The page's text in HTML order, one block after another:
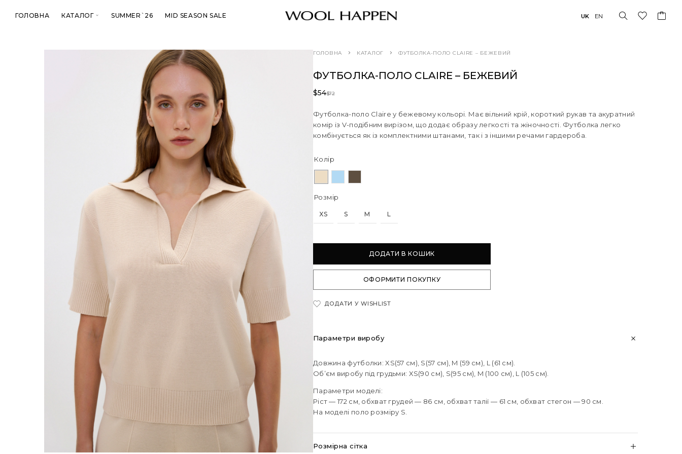
ГОЛОВНА КАТАЛОГ SUMMER`26 MID SEASON SALE UK EN
ГОЛОВНА КАТАЛОГ ФУТБОЛКА-ПОЛО CLAIRE – БЕЖЕВИЙ
ФУТБОЛКА-ПОЛО CLAIRE – БЕЖЕВИЙ
$72
$54
Футболка-поло Claire у бежевому кольорі. Має вільний крій, короткий рукав та акуратний
комір із V-подібним вирізом, що додає образу легкості та жіночності. Футболка легко
комбінується як із комплектними штанами, так і з іншими речами гардероба.
Колір
Розмір
XS S M L
ДОДАТИ В КОШИК
ОФОРМИТИ ПОКУПКУ
ДОДАТИ У WISHLIST
Параметри виробу
Довжина футболки: XS(57 см), S(57 см), M (59 см), L (61 см).
Об’єм виробу під грудьми: XS(90 см), S(95 см), M (100 см), L (105 см).
Параметри моделі:
Ріст — 172 см, обхват грудей — 86 см, обхват талії — 61 см, обхват стегон — 90 см.
На моделі поло розміру S.
Розмірна сітка